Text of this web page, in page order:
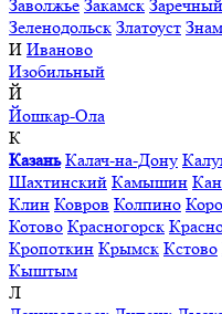
Заволжье Закамск Заречный
Зеленодольск Златоуст
И Иваново
Изобильный
Й
Йошкар-Ола
К
Казань Калач-на-Дону
Шахтинский Камышин
Клин Ковров Колпино
Котово Красногорск
Кропоткин Крымск Кстово
Кыштым
Л